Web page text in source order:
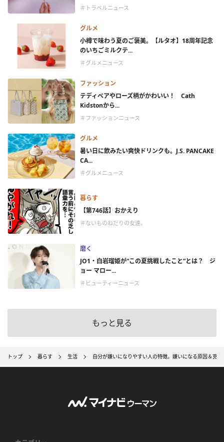
＃トラベルニュース
グルメ
小樽で味わう夏のご褒美。【ルタオ】18周年記念
のいちごミルクテ...
＃グルメニュース
ファッション
テディベアやローズ柄がかわいい！ Cath
Kidstonから...
＃ファッションニュース
グルメ
暑い日に飲みたい爽快ドリンクも。J.S. PANCAKE
CA...
＃グルメニュース
暮らす
【第746話】おかえり
＃ないものねだりの女達。
磨く
JO1・白岩瑠姫が“この夏挑戦したこと”とは？ ジ
ョー マロー...
＃ビューティーニュース
もっと見る
トップ 暮らす 生活 自分が嫌いになりやすい人の特徴。嫌いになる原因＆克服